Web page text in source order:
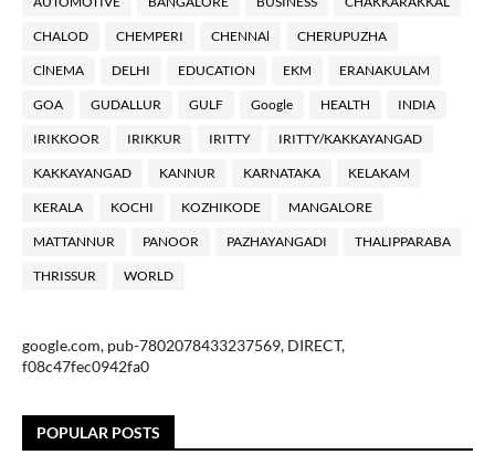
CHALOD CHEMPERI CHENNAl CHERUPUZHA
ClNEMA DELHI EDUCATION EKM ERANAKULAM
GOA GUDALLUR GULF Google HEALTH INDIA
IRIKKOOR IRIKKUR IRITTY IRITTY/KAKKAYANGAD
KAKKAYANGAD KANNUR KARNATAKA KELAKAM
KERALA KOCHI KOZHIKODE MANGALORE
MATTANNUR PANOOR PAZHAYANGADI THALIPPARABA
THRISSUR WORLD
google.com, pub-7802078433237569, DIRECT,
f08c47fec0942fa0
POPULAR POSTS